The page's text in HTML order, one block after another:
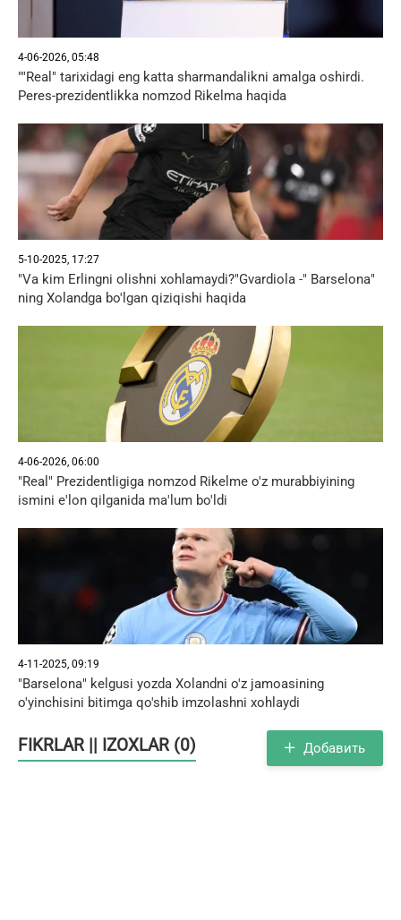
4-06-2026, 05:48
""Real" tarixidagi eng katta sharmandalikni amalga oshirdi.
Peres-prezidentlikka nomzod Rikelma haqida
5-10-2025, 17:27
"Va kim Erlingni olishni xohlamaydi?"Gvardiola -" Barselona"
ning Xolandga bo'lgan qiziqishi haqida
4-06-2026, 06:00
"Real" Prezidentligiga nomzod Rikelme o'z murabbiyining
ismini e'lon qilganida ma'lum bo'ldi
4-11-2025, 09:19
"Barselona" kelgusi yozda Xolandni o'z jamoasining
o'yinchisini bitimga qo'shib imzolashni xohlaydi
FIKRLAR || IZOXLAR (0) Добавить